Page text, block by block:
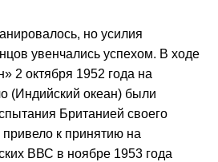
но усилия
увенчались успехом. В ходе
2 октября 1952 года на
(Индийский океан) были
Британией своего
к принятию на
ВВС в ноябре 1953 года